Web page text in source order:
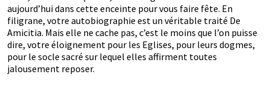
aujourd’hui dans cette enceinte pour vous faire fête. En
filigrane, votre autobiographie est un véritable traité De
Amicitia. Mais elle ne cache pas, c’est le moins que l’on puisse
dire, votre éloignement pour les Eglises, pour leurs dogmes,
pour le socle sacré sur lequel elles affirment toutes
jalousement reposer.